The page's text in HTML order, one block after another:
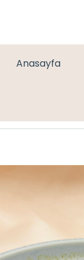
Anasayfa